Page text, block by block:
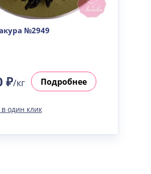
№2949
₽/кг Подробнее
один клик